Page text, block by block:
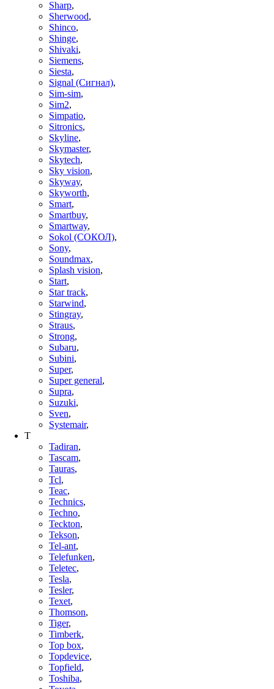
Sharp,
Sherwood,
Shinco,
Shinge,
Shivaki,
Siemens,
Siesta,
Signal (Сигнал),
Sim-sim,
Sim2,
Simpatio,
Sitronics,
Skyline,
Skymaster,
Skytech,
Sky vision,
Skyway,
Skyworth,
Smart,
Smartbuy,
Smartway,
Sokol (СОКОЛ),
Sony,
Soundmax,
Splash vision,
Start,
Star track,
Starwind,
Stingray,
Straus,
Strong,
Subaru,
Subini,
Super,
Super general,
Supra,
Suzuki,
Sven,
Systemair,
T
Tadiran,
Tascam,
Tauras,
Tcl,
Teac,
Technics,
Techno,
Teckton,
Tekson,
Tel-ant,
Telefunken,
Teletec,
Tesla,
Tesler,
Texet,
Thomson,
Tiger,
Timberk,
Top box,
Topdevice,
Topfield,
Toshiba,